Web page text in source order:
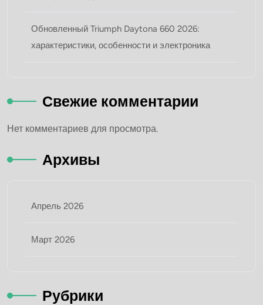
Обновленный Triumph Daytona 660 2026:
характеристики, особенности и электроника
Свежие комментарии
Нет комментариев для просмотра.
Архивы
Апрель 2026
Март 2026
Рубрики